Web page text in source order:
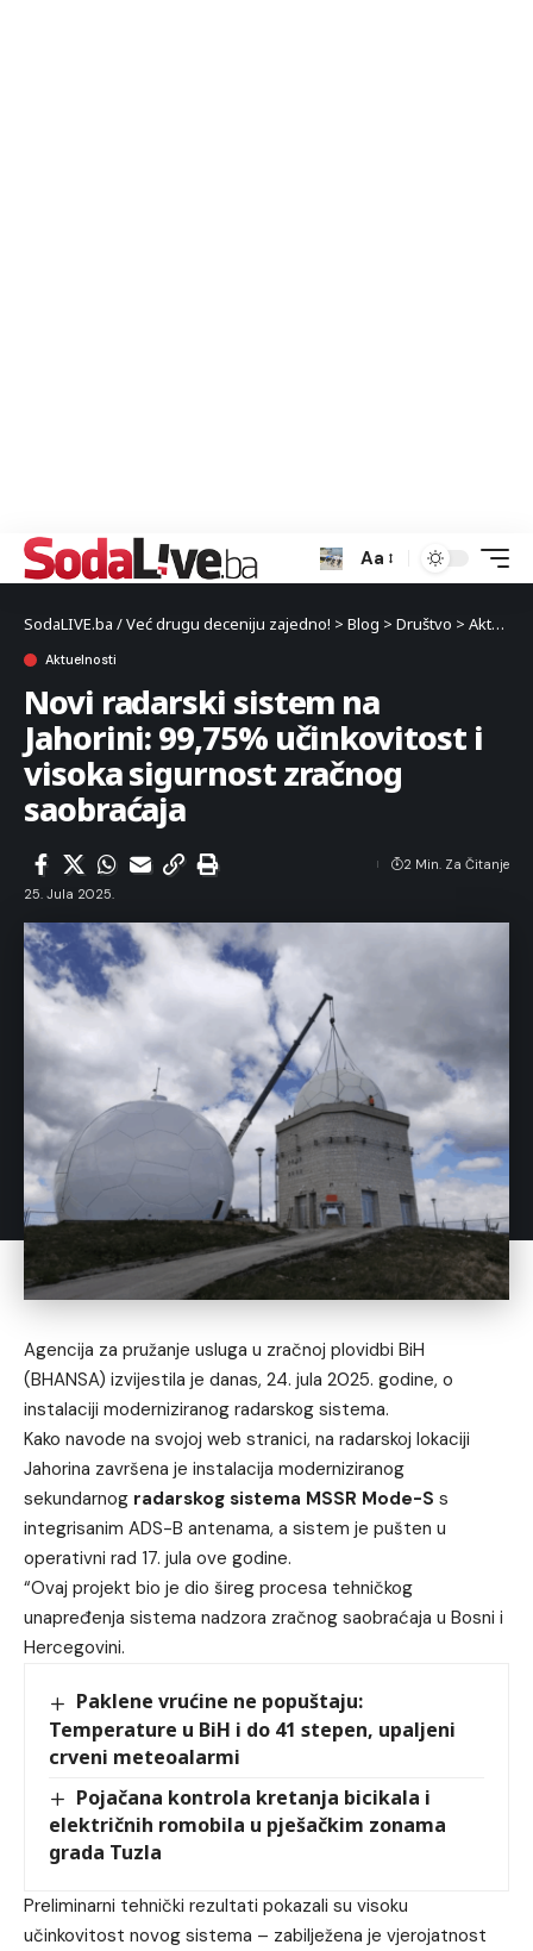
Aa
SodaLIVE.ba / Već drugu deceniju zajedno! > Blog > Društvo > Aktuelnosti
Aktuelnosti
Novi radarski sistem na
Jahorini: 99,75% učinkovitost i
visoka sigurnost zračnog
saobraćaja
25. Jula 2025.
2 Min. Za Čitanje
Agencija za pružanje usluga u zračnoj plovidbi BiH
(BHANSA) izvijestila je danas, 24. jula 2025. godine, o
instalaciji moderniziranog radarskog sistema.
Kako navode na svojoj web stranici, na radarskoj lokaciji
Jahorina završena je instalacija moderniziranog
sekundarnog radarskog sistema MSSR Mode-S s
integrisanim ADS-B antenama, a sistem je pušten u
operativni rad 17. jula ove godine.
“Ovaj projekt bio je dio šireg procesa tehničkog
unapređenja sistema nadzora zračnog saobraćaja u Bosni i
Hercegovini.
Paklene vrućine ne popuštaju:
Temperature u BiH i do 41 stepen, upaljeni
crveni meteoalarmi
Pojačana kontrola kretanja bicikala i
električnih romobila u pješačkim zonama
grada Tuzla
Preliminarni tehnički rezultati pokazali su visoku
učinkovitost novog sistema – zabilježena je vjerojatnost